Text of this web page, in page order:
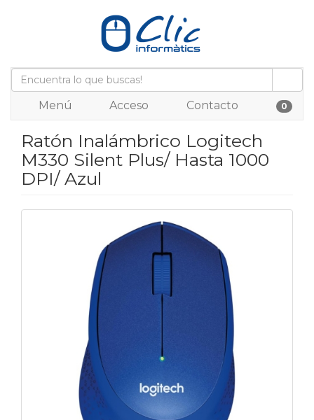
Menú Acceso Contacto 0
Ratón Inalámbrico Logitech
M330 Silent Plus/ Hasta 1000
DPI/ Azul